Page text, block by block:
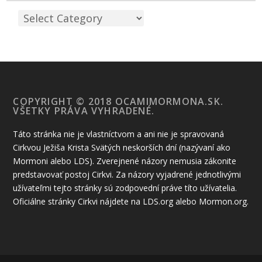
COPYRIGHT © 2018 OCAMIMORMONA.SK.
VŠETKY PRÁVA VYHRADENÉ.
Táto stránka nie je vlastníctvom a ani nie je spravovaná
Cirkvou Ježiša Krista Svätých neskorších dní (nazývaní ako
Mormoni alebo LDS). Zverejnené názory nemusia zákonite
predstavovať postoj Cirkvi. Za názory vyjadrené jednotlivými
užívateľmi tejto stránky sú zodpovední práve títo užívatelia.
Oficiálne stránky Cirkvi nájdete na LDS.org alebo Mormon.org.